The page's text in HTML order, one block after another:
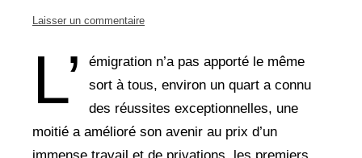
Laisser un commentaire
L’
émigration n’a pas apporté le même
sort à tous, environ un quart a connu
des réussites exceptionnelles, une
moitié a amélioré son avenir au prix d’un